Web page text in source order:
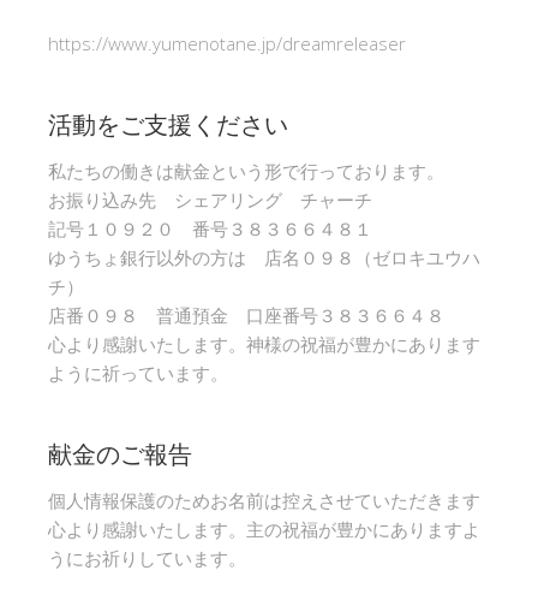
https://www.yumenotane.jp/dreamreleaser
活動をご支援ください
私たちの働きは献金という形で行っております。
お振り込み先 シェアリング チャーチ
記号１０９２０ 番号３８３６６４８１
ゆうちょ銀行以外の方は 店名０９８（ゼロキユウハ
チ）
店番０９８ 普通預金 口座番号３８３６６４８
心より感謝いたします。神様の祝福が豊かにあります
ように祈っています。
献金のご報告
個人情報保護のためお名前は控えさせていただきます
心より感謝いたします。主の祝福が豊かにありますよ
うにお祈りしています。